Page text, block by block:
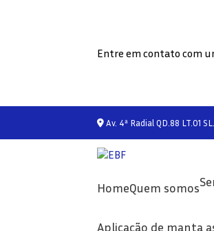
Entre em contato com
Av. 4ª Radial QD.88 LT.01
Home Quem somos
Aplicação de manta